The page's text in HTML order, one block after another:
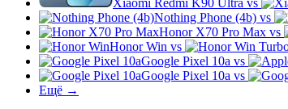
Xiaomi Redmi K90 Ultra vs
Nothing Phone (4b) vs
Honor X70 Pro Max vs
Honor Win vs
Google Pixel 10a vs
Google Pixel 10a vs
Ещё →